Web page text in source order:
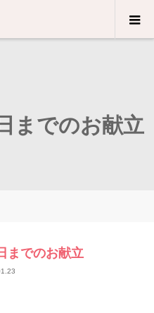
までのお献立
までのお献立